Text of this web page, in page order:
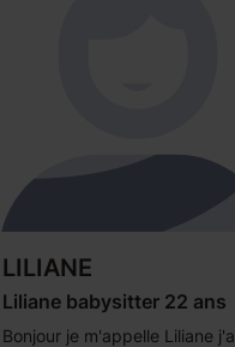
LILIANE
Liliane babysitter 22 ans
Bonjour je m'appelle Liliane